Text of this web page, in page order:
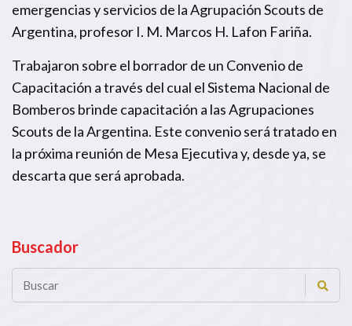
emergencias y servicios de la Agrupación Scouts de
Argentina, profesor I. M. Marcos H. Lafon Fariña.
Trabajaron sobre el borrador de un Convenio de
Capacitación a través del cual el Sistema Nacional de
Bomberos brinde capacitación a las Agrupaciones
Scouts de la Argentina. Este convenio será tratado en
la próxima reunión de Mesa Ejecutiva y, desde ya, se
descarta que será aprobada.
Buscador